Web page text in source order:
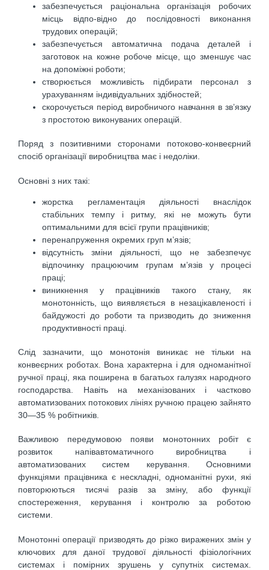
забезпечується раціональна організація робочих
місць відпо-відно до послідовності виконання
трудових операцій;
забезпечується автоматична подача деталей і
заготовок на кожне робоче місце, що зменшує час
на допоміжні роботи;
створюється можливість підбирати персонал з
урахуванням індивідуальних здібностей;
скорочується період виробничого навчання в зв’язку
з простотою виконуваних операцій.
Поряд з позитивними сторонами потоково-конвеєрний
спосіб організації виробництва має і недоліки.
Основні з них такі:
жорстка регламентація діяльності внаслідок
стабільних темпу і ритму, які не можуть бути
оптимальними для всієї групи працівників;
перенапруження окремих груп м’язів;
відсутність зміни діяльності, що не забезпечує
відпочинку працюючим групам м’язів у процесі
праці;
виникнення у працівників такого стану, як
монотонність, що виявляється в незацікавленості і
байдужості до роботи та призводить до зниження
продуктивності праці.
Слід зазначити, що монотонія виникає не тільки на
конвеєрних роботах. Вона характерна і для одноманітної
ручної праці, яка поширена в багатьох галузях народного
господарства. Навіть на механізованих і частково
автоматизованих потокових лініях ручною працею зайнято
30—35 % робітників.
Важливою передумовою появи монотонних робіт є
розвиток напівавтоматичного виробництва і
автоматизованих систем керування. Основними
функціями працівника є нескладні, одноманітні рухи, які
повторюються тисячі разів за зміну, або функції
спостереження, керування і контролю за роботою
системи.
Монотонні операції призводять до різко виражених змін у
ключових для даної трудової діяльності фізіологічних
системах і помірних зрушень у супутніх системах.